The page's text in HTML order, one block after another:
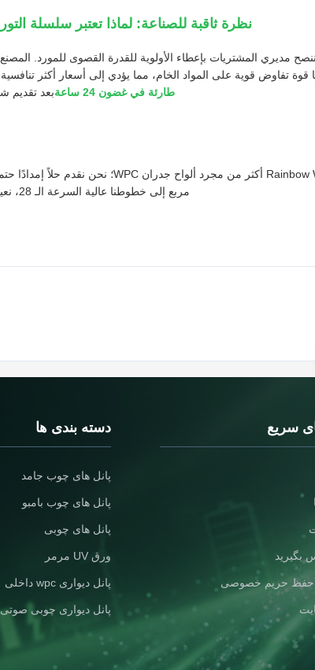
نظرة ثاقبة للصناعة: لماذا تعتبر سلسلة
تفاوض قوية على المواد الخام، مما يؤدي إلى أسعار أكثر تنافسية
طارئة في غضون 24 ساعة
بعد تقديم
مربع إلى خطوطنا عالية السرعة الـ 28، نعيد تعريف معيار "الجودة والتكلفة" في صناعة WPC.
سریع
بگیرید
حفظ حریم خصوصی
دسته بندی ها
پانل های چوب جامد
پانل های چوب بامبو
پانل های چوبی
ورق UV مرمر
پانل دیواری wpc داخلی
پانل دیواری چوبی صوتی